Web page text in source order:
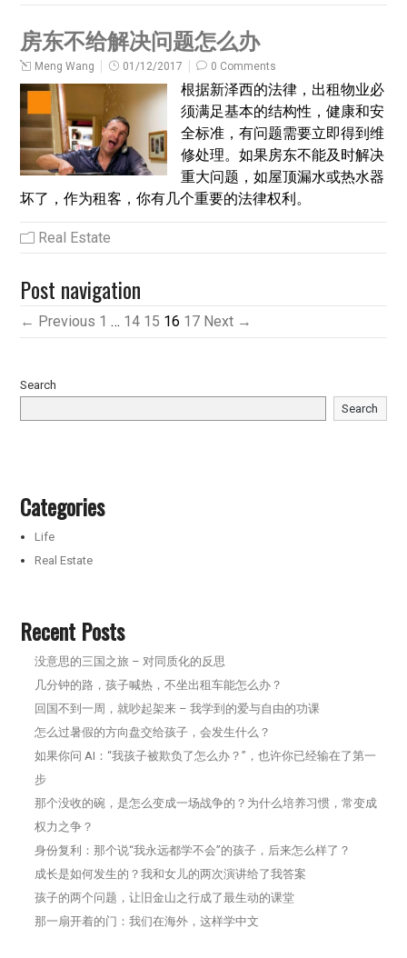
房东不给解决问题怎么办
Meng Wang 01/12/2017 0 Comments
根据新泽西的法律，出租物业必
须满足基本的结构性，健康和安
全标准，有问题需要立即得到维
修处理。如果房东不能及时解决
重大问题，如屋顶漏水或热水器
坏了，作为租客，你有几个重要的法律权利。
Real Estate
Post navigation
← Previous 1 … 14 15 16 17 Next →
Search
Search
Categories
Life
Real Estate
Recent Posts
没意思的三国之旅 – 对同质化的反思
几分钟的路，孩子喊热，不坐出租车能怎么办？
回国不到一周，就吵起架来 – 我学到的爱与自由的功课
怎么过暑假的方向盘交给孩子，会发生什么？
如果你问 AI：“我孩子被欺负了怎么办？”，也许你已经输在了第一
步
那个没收的碗，是怎么变成一场战争的？为什么培养习惯，常变成
权力之争？
身份复利：那个说“我永远都学不会”的孩子，后来怎么样了？
成长是如何发生的？我和女儿的两次演讲给了我答案
孩子的两个问题，让旧金山之行成了最生动的课堂
那一扇开着的门：我们在海外，这样学中文